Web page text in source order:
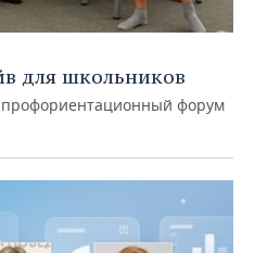
для школьников
профориентационный форум